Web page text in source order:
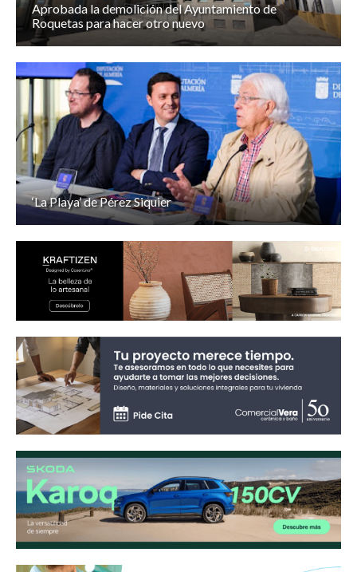
Aprobada la demolición del Ayuntamiento de
Roquetas para hacer otro nuevo
‘La Playa’ de Pérez Siquier